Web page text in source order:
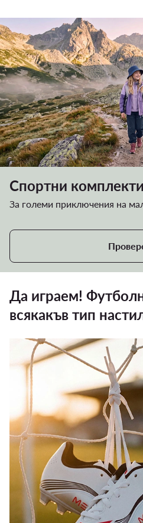
Спортни комплекти
За големи приключения на
Да играем!
всякакъв тип